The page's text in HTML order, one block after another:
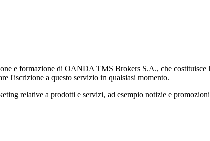
e formazione di OANDA TMS Brokers S.A., che costituisce
l'iscrizione a questo servizio in qualsiasi momento.
relative a prodotti e servizi, ad esempio notizie e